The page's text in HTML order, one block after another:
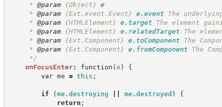
* @param {Object}
e
* @param {Ext.event.Event} e.event
The
* @param {HTMLElement} e.target
The element
* @param {HTMLElement} e.relatedTarget
The
* @param {Ext.Component} e.toComponent
The
* @param {Ext.Component} e.fromComponent
The
*/
onFocusEnter: function (e )
{
var me = this ;
if (me . destroying me . destroyed )
{
return ;